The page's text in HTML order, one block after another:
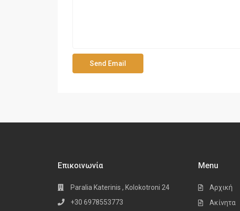
Επικοινωνία
Paralia Katerinis , Kolokotroni 24
+30 6978553773
Menu
Αρχική
Ακίνητα